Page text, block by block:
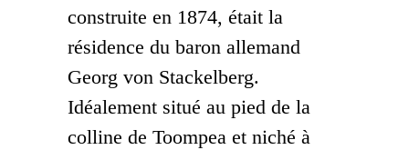
construite en 1874, était la
résidence du baron allemand
Georg von Stackelberg.
Idéalement situé au pied de la
colline de Toompea et niché à